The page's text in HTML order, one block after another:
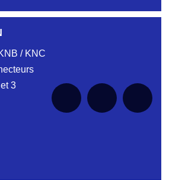
disponible pour cette série pour
/ KNC
3